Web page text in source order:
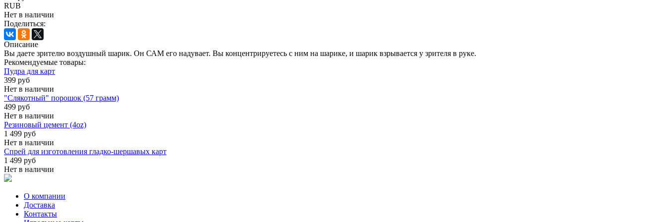
RUB
Нет в наличии
Поделиться:
Описание
Вы даете зрителю воздушный шарик. Он САМ его надувает. Вы концентрируетесь с ним на шарике, и шарик взрывается у зрителя в руке.
Рекомендуемые товары:
Пудра для карт
399 руб
Нет в наличии
"Слякотный" порошок (57 грамм)
499 руб
Нет в наличии
Резиновый цемент (4oz)
1 499 руб
Нет в наличии
Спрей для изготовления гладко-шершавых карт
1 499 руб
Нет в наличии
О компании
Доставка
Контакты